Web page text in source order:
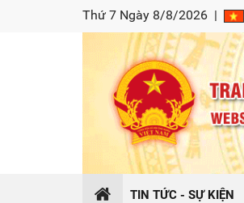
Thứ 7 Ngày 8/8/2026 |
TIN TỨC - SỰ KIỆN